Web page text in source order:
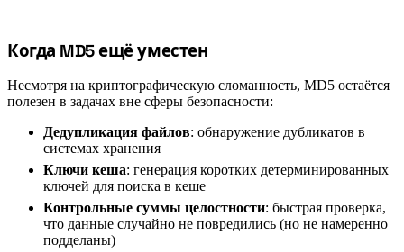
#
Когда MD5 ещё уместен
Несмотря на криптографическую сломанность, MD5 остаётся
полезен в задачах вне сферы безопасности:
Дедупликация файлов: обнаружение дубликатов в
системах хранения
Ключи кеша: генерация коротких детерминированных
ключей для поиска в кеше
Контрольные суммы целостности: быстрая проверка,
что данные случайно не повредились (но не намеренно
подделаны)